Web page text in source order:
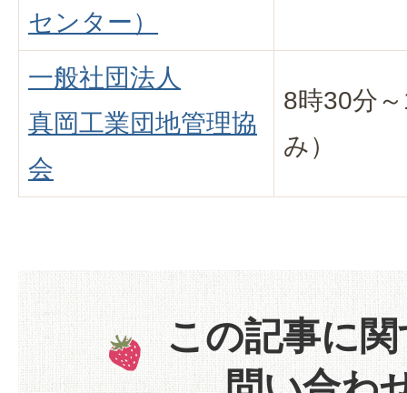
センター）
一般社団法人
真岡工業団地管理協
会
8時30分
み）
この記事に